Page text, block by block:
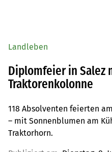
Landleben
Diplomfeier in Salez
Traktorenkolonne
118 Absolventen feierten
– mit Sonnenblumen am
Traktorhorn.